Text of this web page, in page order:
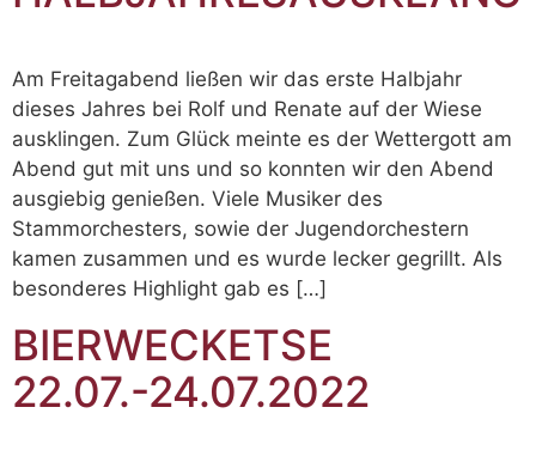
Am Freitagabend ließen wir das erste Halbjahr
dieses Jahres bei Rolf und Renate auf der Wiese
ausklingen. Zum Glück meinte es der Wettergott am
Abend gut mit uns und so konnten wir den Abend
ausgiebig genießen. Viele Musiker des
Stammorchesters, sowie der Jugendorchestern
kamen zusammen und es wurde lecker gegrillt. Als
besonderes Highlight gab es […]
BIERWECKETSE
22.07.-24.07.2022